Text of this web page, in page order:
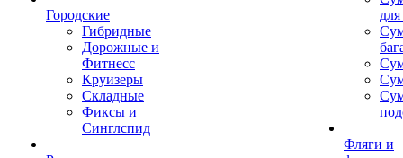
Городские
Гибридные
Дорожные и
Фитнесс
Круизеры
Складные
Фиксы и
Синглспид
Фляги и